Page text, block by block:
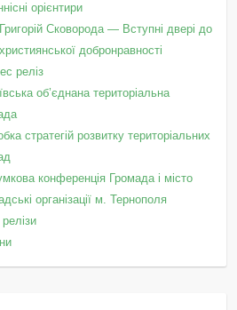
орієнтири
Григорій Сковорода — Вступні двері до
християнської добронравності
реліз
об’єднана територіальна
стратегій розвитку територіальних
конференція Громада і місто
організації м. Тернополя